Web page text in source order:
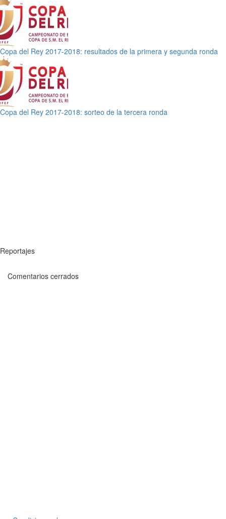
Copa del Rey 2017-2018: resultados de la primera y segunda ronda
Copa del Rey 2017-2018: sorteo de la tercera ronda
Reportajes
Comentarios cerrados